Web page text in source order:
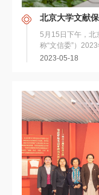
5月15日下午，北
称“文信委”）
学党委常委、副校
2023-05-18